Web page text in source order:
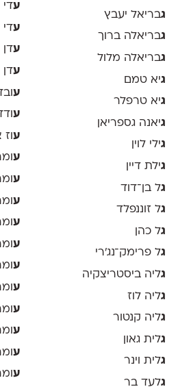
גבריאל יעבץ
גבריאלה ברוך
גבריאלה מלול
גיא טמם
גיא טרפלר
גיאנה גספריאן
גילי לוין
גילת דיין
גל בן־דוד
גל זוננפלד
גל כהן
גל פרימק־נג׳רי
גליה ביסטריצקיה
גליה לוז
גליה קנטור
גלית גאון
גלית וינר
גלעד בר
עדי
ע
עדן
עדן
ע
ע
ע
ע
ע
ע
ע
ע
ע
ע
ע
ע
ע
ע